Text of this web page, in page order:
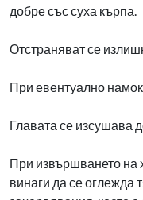
добре със суха кърпа.
Отстраняват се
При евентуално
Главата се изсушава
При извършването на
винаги да се оглежда